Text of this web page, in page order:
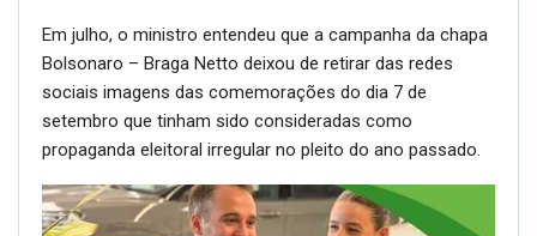
Em julho, o ministro entendeu que a campanha da chapa
Bolsonaro – Braga Netto deixou de retirar das redes
sociais imagens das comemorações do dia 7 de
setembro que tinham sido consideradas como
propaganda eleitoral irregular no pleito do ano passado.